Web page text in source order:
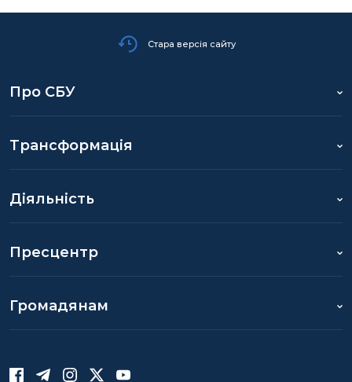
Стара версія сайту
Про СБУ
Трансформація
Діяльність
Пресцентр
Громадянам